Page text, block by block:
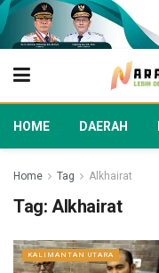
HOME DAERAH
Home Tag Alkhairat
Tag: Alkhairat
KALIMANTAN UTARA